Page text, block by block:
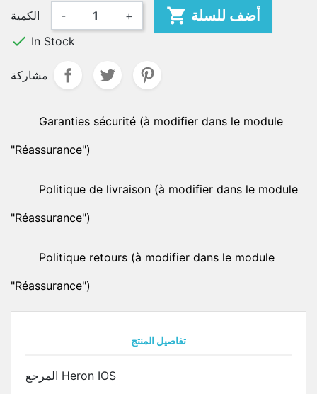
الكمية
- +  أضف للسلة
 In Stock
مشاركة
Garanties sécurité (à modifier dans le module
"Réassurance")
Politique de livraison (à modifier dans le module
"Réassurance")
Politique retours (à modifier dans le module
"Réassurance")
تفاصيل المنتج
المرجع Heron IOS